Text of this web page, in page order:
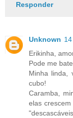
Responder
Unknown
Erikinha,
Pode me
Minha linda,
cubo!
Caramba,
elas